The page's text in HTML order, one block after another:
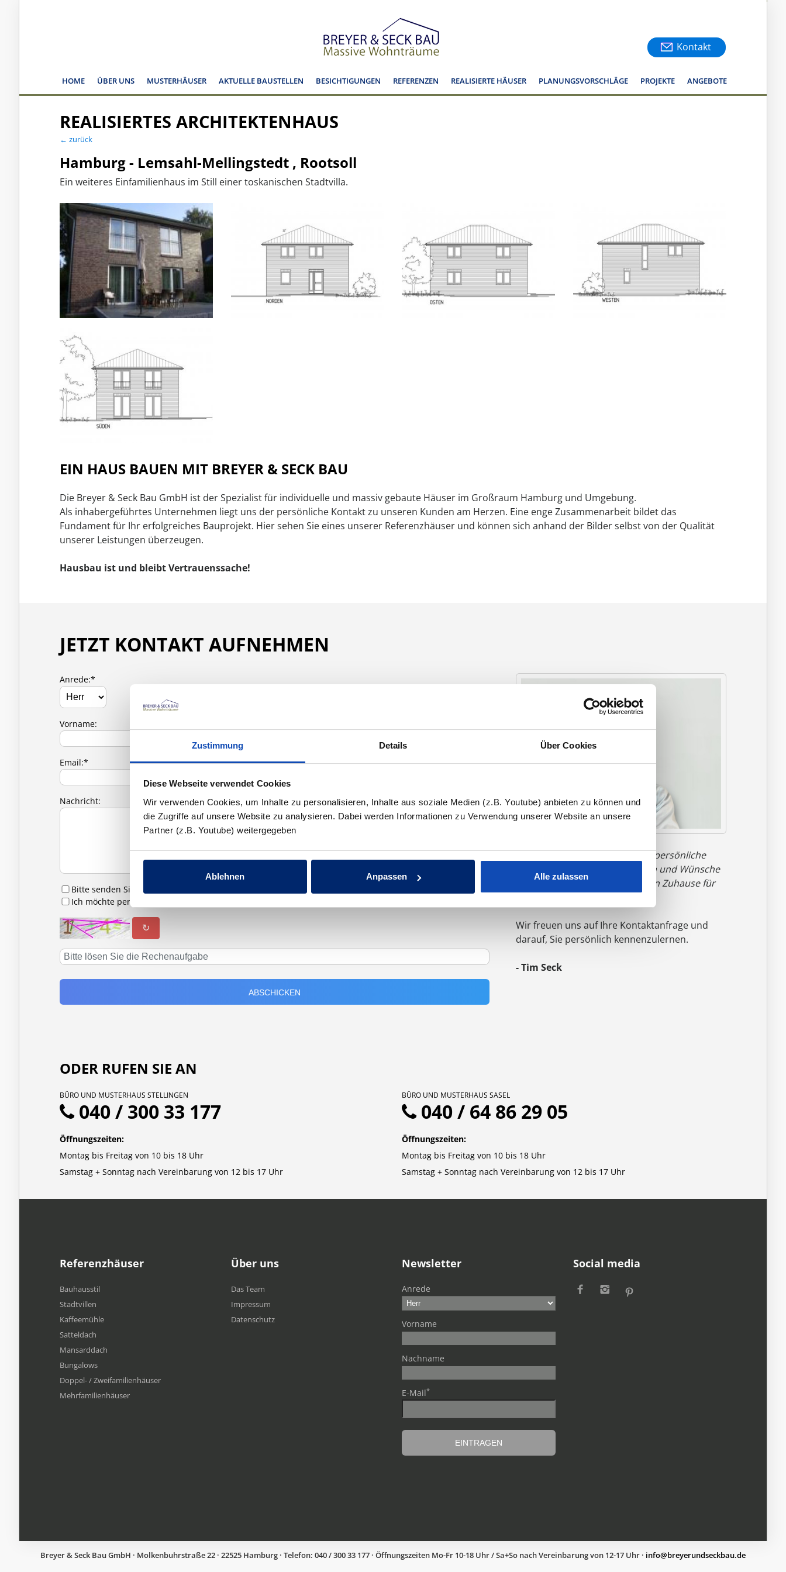
Zustimmung Details Über Cookies
Diese Webseite verwendet Cookies
Wir verwenden Cookies, um Inhalte zu personalisieren, Inhalte aus soziale Medien (z.B. Youtube) anbieten zu können und
die Zugriffe auf unsere Website zu analysieren. Dabei werden Informationen zu Verwendung unserer Website an unsere
Partner (z.B. Youtube) weitergegeben
Ablehnen Anpassen Alle zulassen
Kontakt
HOME ÜBER UNS MUSTERHÄUSER AKTUELLE BAUSTELLEN BESICHTIGUNGEN REFERENZEN REALISIERTE HÄUSER PLANUNGSVORSCHLÄGE PROJEKTE ANGEBOTE
REALISIERTES ARCHITEKTENHAUS
← zurück
Hamburg - Lemsahl-Mellingstedt , Rootsoll
Ein weiteres Einfamilienhaus im Still einer toskanischen Stadtvilla.
EIN HAUS BAUEN MIT BREYER & SECK BAU
Die Breyer & Seck Bau GmbH ist der Spezialist für individuelle und massiv gebaute Häuser im Großraum Hamburg und Umgebung.
Als inhabergeführtes Unternehmen liegt uns der persönliche Kontakt zu unseren Kunden am Herzen. Eine enge Zusammenarbeit bildet das
Fundament für Ihr erfolgreiches Bauprojekt. Hier sehen Sie eines unserer Referenzhäuser und können sich anhand der Bilder selbst von der Qualität
unserer Leistungen überzeugen.
Hausbau ist und bleibt Vertrauenssache!
JETZT KONTAKT AUFNEHMEN
"Nur durch Austausch und das persönliche
Gespräch können wir Ihre Ideen und Wünsche
zu einem anfassbaren, massiven Zuhause für
Ihre Familie werden lassen."
Wir freuen uns auf Ihre Kontaktanfrage und
darauf, Sie persönlich kennenzulernen.
- Tim Seck
Anrede:*
Vorname:
Email:* Telefonnummer:*
Nachricht:
Bitte senden Sie mir Infomaterial zu
Ich möchte per E-Mail zu Hausbesichtigungen eingeladen werden
↻
ODER RUFEN SIE AN
BÜRO UND MUSTERHAUS STELLINGEN
040 / 300 33 177
Öffnungszeiten:
Montag bis Freitag von 10 bis 18 Uhr
Samstag + Sonntag nach Vereinbarung von 12 bis 17 Uhr
BÜRO UND MUSTERHAUS SASEL
040 / 64 86 29 05
Öffnungszeiten:
Montag bis Freitag von 10 bis 18 Uhr
Samstag + Sonntag nach Vereinbarung von 12 bis 17 Uhr
Referenzhäuser
Bauhausstil
Stadtvillen
Kaffeemühle
Satteldach
Mansarddach
Bungalows
Doppel- / Zweifamilienhäuser
Mehrfamilien​häuser
Über uns
Das Team
Impressum
Datenschutz
Newsletter
Anrede
Vorname
Nachname
E-Mail*
Social media
Breyer & Seck Bau GmbH · Molkenbuhrstraße 22 · 22525 Hamburg · Telefon: 040 / 300 33 177 · Öffnungszeiten Mo-Fr 10-18 Uhr / Sa+So nach Vereinbarung von 12-17 Uhr · ed.uabkcesdnureyerb@ofni